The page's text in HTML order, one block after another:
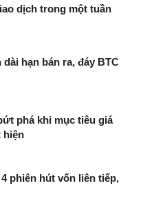
dịch trong một tuần
hạn bán ra, đáy BTC
phá khi mục tiêu giá
hiện
phiên hút vốn liên tiếp,